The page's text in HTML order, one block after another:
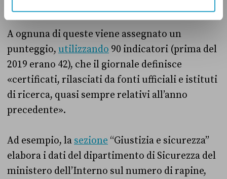
A ognuna di queste viene assegnato un
punteggio, utilizzando 90 indicatori (prima del
2019 erano 42), che il giornale definisce
«certificati, rilasciati da fonti ufficiali e istituti
di ricerca, quasi sempre relativi all’anno
precedente».
Ad esempio, la sezione “Giustizia e sicurezza”
elabora i dati del dipartimento di Sicurezza del
ministero dell’Interno sul numero di rapine,